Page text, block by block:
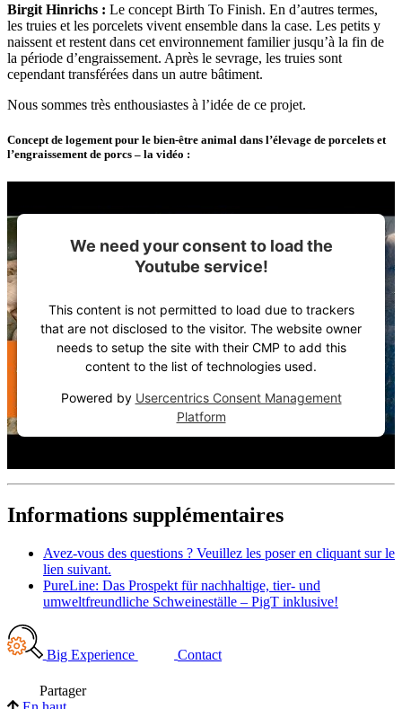
Birgit Hinrichs : Le concept Birth To Finish. En d’autres termes,
les truies et les porcelets vivent ensemble dans la case. Les petits y
naissent et restent dans cet environnement familier jusqu’à la fin de
la période d’engraissement. Après le sevrage, les truies sont
cependant transférées dans un autre bâtiment.
Nous sommes très enthousiastes à l’idée de ce projet.
Concept de logement pour le bien-être animal dans l’élevage de porcelets et
l’engraissement de porcs – la vidéo :
We need your consent to load the
Youtube service!
This content is not permitted to load due to trackers
that are not disclosed to the visitor. The website owner
needs to setup the site with their CMP to add this
content to the list of technologies used.
Powered by Usercentrics Consent Management
Platform
Informations supplémentaires
Avez-vous des questions ? Veuillez les poser en cliquant sur le
lien suivant.
PureLine: Das Prospekt für nachhaltige, tier- und
umweltfreundliche Schweineställe – PigT inklusive!
Big Experience Contact
Partager